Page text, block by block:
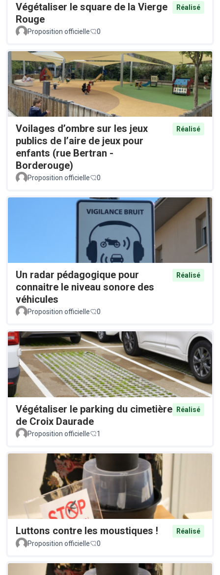
Végétaliser le square de la Vierge
Rouge
Réalisé
Proposition officielle 0
Voilages d’ombre sur les jeux
publics de l’aire de jeux pour
enfants (rue Bertran -
Borderouge)
Réalisé
Proposition officielle 0
Un radar pédagogique pour
connaitre le niveau sonore des
véhicules
Réalisé
Proposition officielle 0
Végétaliser le parking du cimetière
de Croix Daurade
Réalisé
Proposition officielle 1
Luttons contre les moustiques !
Réalisé
Proposition officielle
0